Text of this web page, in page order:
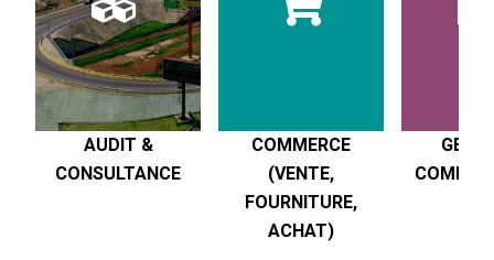
AUDIT &
CONSULTANCE
COMMERCE
(VENTE,
FOURNITURE,
ACHAT)